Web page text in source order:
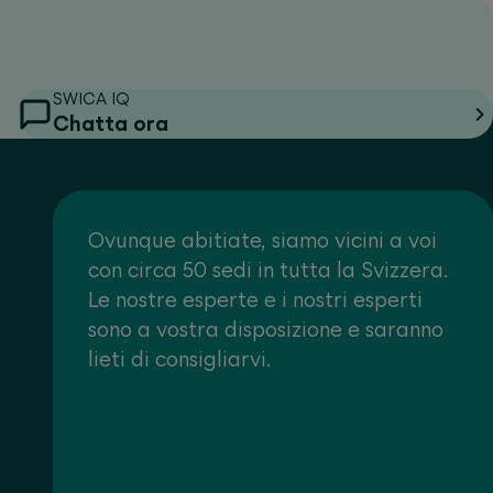
SWICA IQ
Chatta ora
Ovunque abitiate, siamo vicini a voi
con circa 50 sedi in tutta la Svizzera.
Le nostre esperte e i nostri esperti
sono a vostra disposizione e saranno
lieti di consigliarvi.